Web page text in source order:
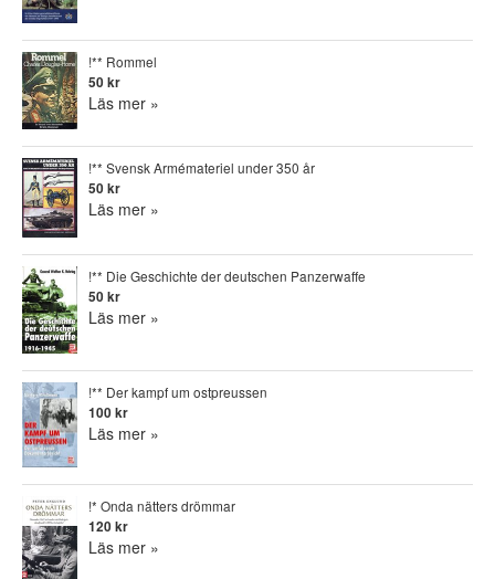
!** Rommel
50 kr
Läs mer »
!** Svensk Armémateriel under 350 år
50 kr
Läs mer »
!** Die Geschichte der deutschen Panzerwaffe
50 kr
Läs mer »
!** Der kampf um ostpreussen
100 kr
Läs mer »
!* Onda nätters drömmar
120 kr
Läs mer »